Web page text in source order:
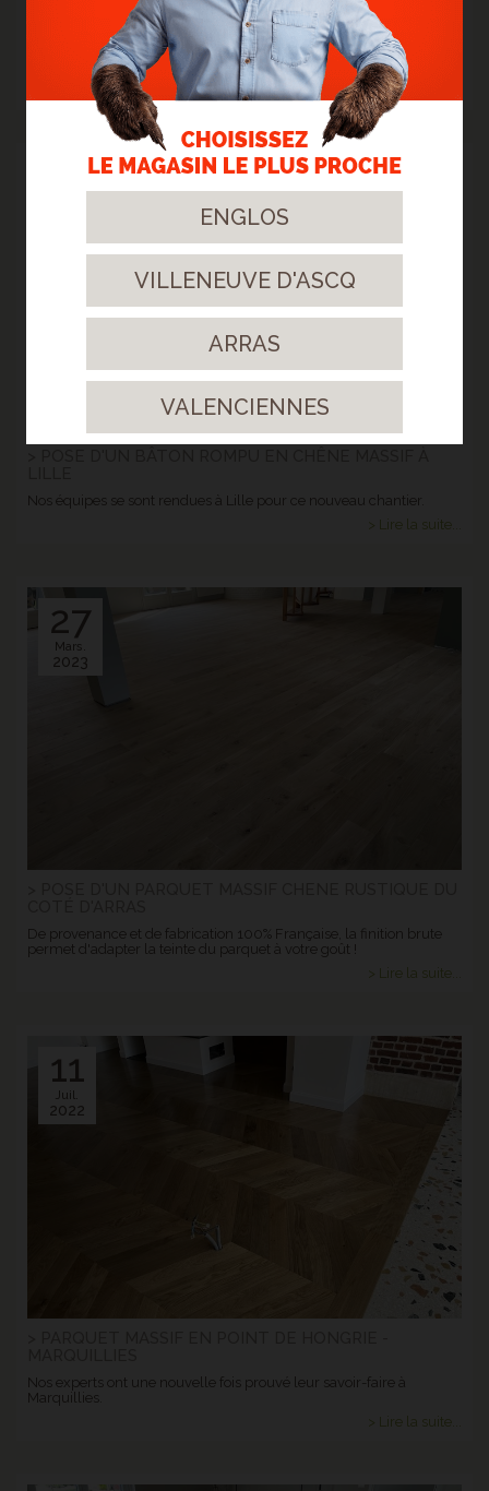
RUA/B - ARRAS
Le parquet massif confère une élégance intemporelle à cette
maison de style industriel, sublimée par le charme des matériaux
> Lire la suite...
23
Nos équipes se sont rendues à Lille pour ce nouveau chantier.
> Lire la suite...
27
Mars.
2023
De provenance et de fabrication 100% Française, la finition brute
permet d'adapter la teinte du parquet à votre goût !
> Lire la suite...
11
Juil.
2022
Nos experts ont une nouvelle fois prouvé leur savoir-faire à
Marquillies.
> Lire la suite...
ENGLOS
VILLENEUVE D'ASCQ
ARRAS
VALENCIENNES